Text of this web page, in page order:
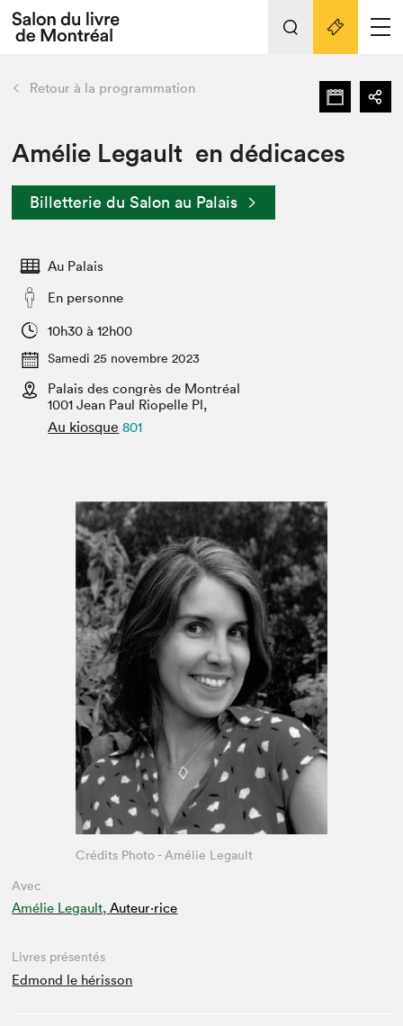
Espace exposant⋅e⋅s
Espace enseignant·e·s
Espace médias
L'événement
Préparer sa visite au Salon
Actualités
SLM PRO
retour Nos activités
Préparer sa visite
Salon dans la ville et en ligne
Projets partenaires
Liens pratiques
Retour à la programmation
Amélie Legault en dédicaces
Billetterie du Salon au Palais
Au Palais
En personne
10h30 à 12h00
Samedi 25 novembre 2023
Palais des congrès de Montréal
1001 Jean Paul Riopelle Pl,
Au kiosque 801
Avec
Amélie Legault, Auteur·rice
Crédits Photo - Amélie Legault
Livres présentés
Edmond le hérisson